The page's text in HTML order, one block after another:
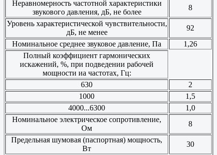
Неравномерность частотной характеристики
звукового давления, дБ, не более
8
Уровень характеристической чувствительности,
дБ, не менее
92
Номинальное среднее звуковое давление, Па
1,26
Полный коэффициент гармонических
искажений, %, при подведении рабочей
мощности иа частотах, Гц:
630
2
1000
1,5
4000...6300
1,0
Номинальное электрическое сопротивление,
Ом
8
Предельная шумовая (паспортная) мощность,
Вт
30